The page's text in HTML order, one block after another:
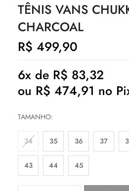
TÊNIS VANS
CHARCOAL
R$ 499,90
6x de R$ 83,32
ou R$ 474,91 no
TAMANHO
34 35 36 37
43 44 45